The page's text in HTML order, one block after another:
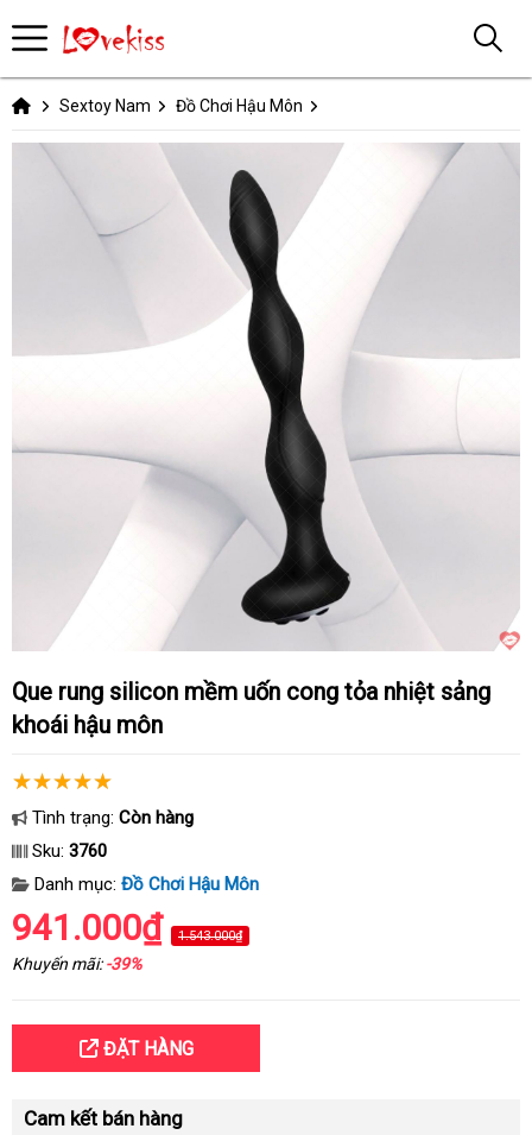
Sextoy Nam Đồ Chơi Hậu Môn
Que rung silicon mềm uốn cong tỏa nhiệt sảng
khoái hậu môn
Tình trạng: Còn hàng
Sku: 3760
Danh mục: Đồ Chơi Hậu Môn
941.000₫ 1.543.000₫
Khuyến mãi:-39%
ĐẶT HÀNG
Cam kết bán hàng